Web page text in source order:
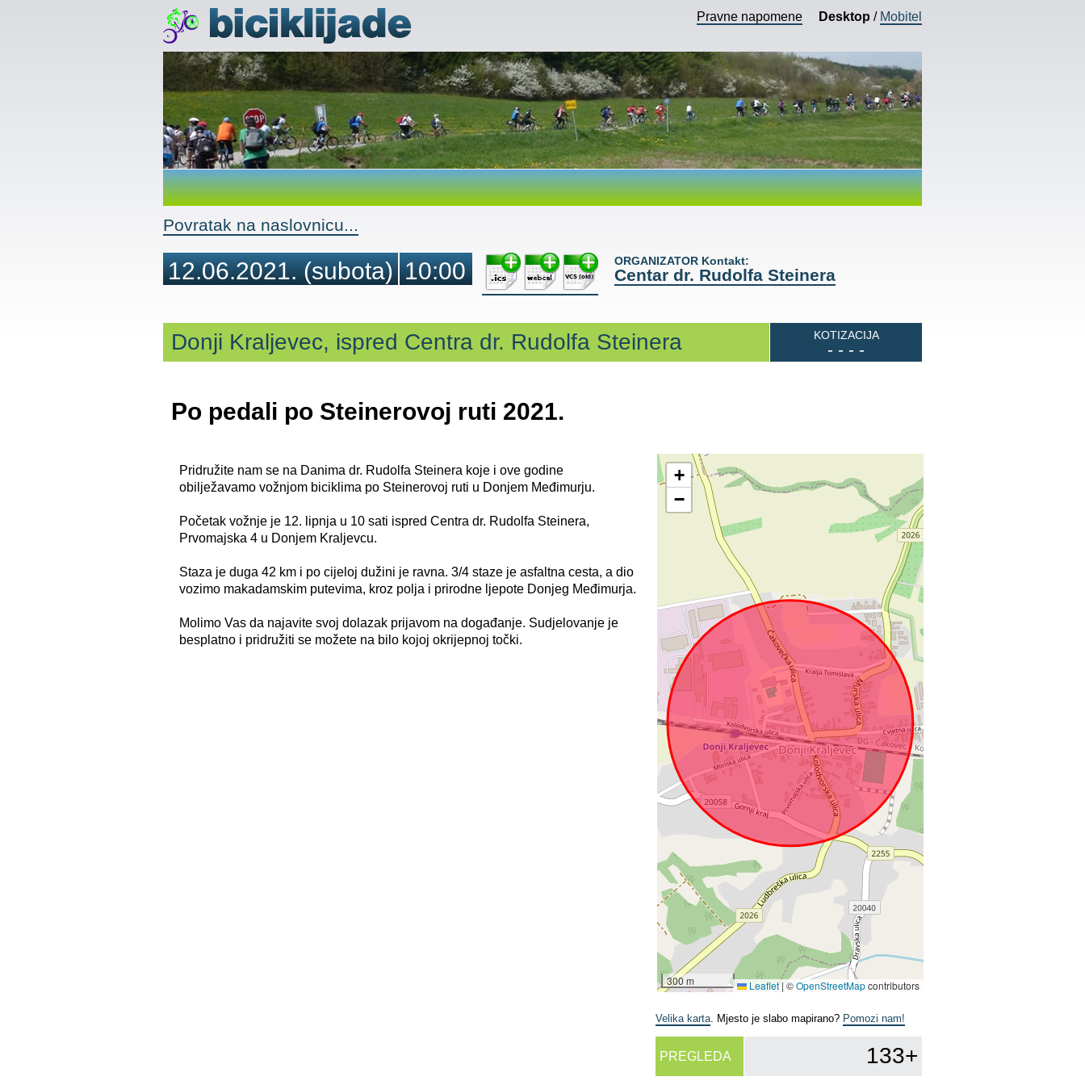
Pravne napomene Desktop / Mobitel
Povratak na naslovnicu...
12.06.2021.(subota) 10:00 ORGANIZATOR Kontakt:
Centar dr. Rudolfa Steinera
Donji Kraljevec, ispred Centra dr. Rudolfa Steinera KOTIZACIJA
- - - -
Po pedali po Steinerovoj ruti 2021.
Pridružite nam se na Danima dr. Rudolfa Steinera koje i ove godine
obilježavamo vožnjom biciklima po Steinerovoj ruti u Donjem Međimurju.
Početak vožnje je 12. lipnja u 10 sati ispred Centra dr. Rudolfa Steinera,
Prvomajska 4 u Donjem Kraljevcu.
Staza je duga 42 km i po cijeloj dužini je ravna. 3/4 staze je asfaltna cesta, a dio
vozimo makadamskim putevima, kroz polja i prirodne ljepote Donjeg Međimurja.
Molimo Vas da najavite svoj dolazak prijavom na događanje. Sudjelovanje je
besplatno i pridružiti se možete na bilo kojoj okrijepnoj točki.
+
−
300 m Leaflet |©OpenStreetMapcontributors
Velika karta. Mjesto je slabo mapirano? Pomozi nam!
PREGLEDA 133+